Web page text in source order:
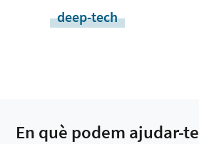
deep-tech
En què podem ajudar-te